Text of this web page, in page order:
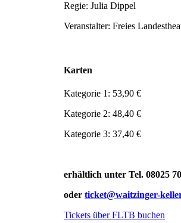
Regie: Julia Dippel
Veranstalter: Freies
Karten
Kategorie 1: 53,90 €
Kategorie 2: 48,40 €
Kategorie 3: 37,40 €
erhältlich unter Tel. 08025
oder ticket@waitzinger-
Tickets über FLTB buchen